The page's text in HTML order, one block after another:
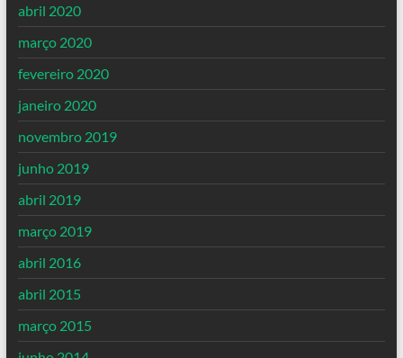
abril 2020
março 2020
fevereiro 2020
janeiro 2020
novembro 2019
junho 2019
abril 2019
março 2019
abril 2016
abril 2015
março 2015